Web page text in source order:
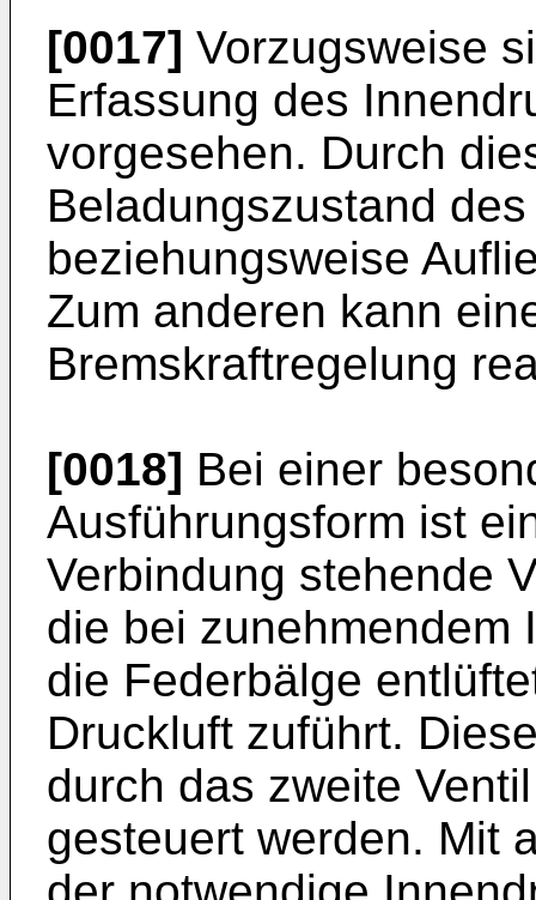
[0017] Vorzugsweise
Erfassung des
vorgesehen. Durch
Beladungszustand
beziehungsweise
Zum anderen kann
Bremskraftregelung
[0018] Bei einer
Ausführungsform ist
Verbindung stehende
die bei zunehmendem
die Federbälge
Druckluft zuführt.
durch das zweite
gesteuert werden. Mit